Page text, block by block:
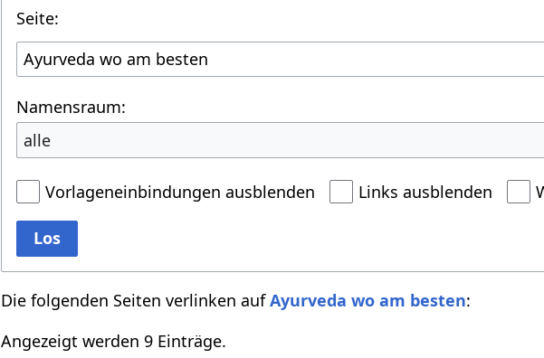
Seite:
Namensraum:
alle
Vorlageneinbindungen ausblenden Links ausblenden
Los
Die folgenden Seiten verlinken aufAyurveda wo am besten:
Angezeigt werden 9 Einträge.